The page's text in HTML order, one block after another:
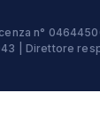
n°
| Direttore